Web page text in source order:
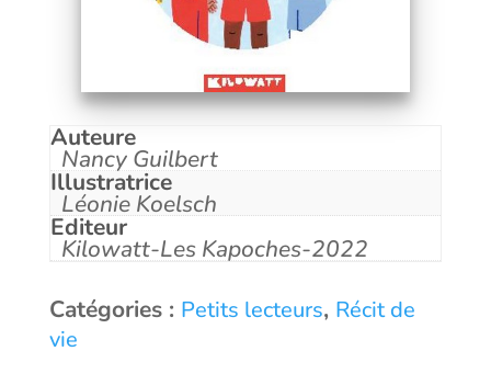
Auteure
Nancy Guilbert
Illustratrice
Léonie Koelsch
Editeur
Kilowatt-Les Kapoches-2022
Catégories : Petits lecteurs, Récit de
vie